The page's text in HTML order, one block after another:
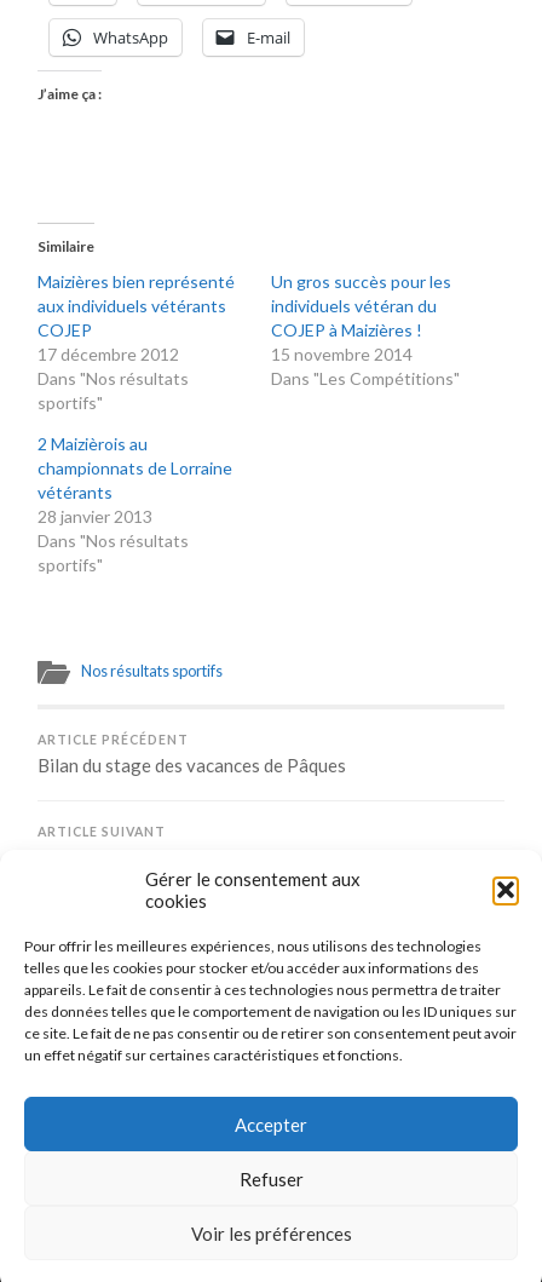
Gérer le consentement aux
cookies
Pour offrir les meilleures expériences, nous utilisons des technologies
telles que les cookies pour stocker et/ou accéder aux informations des
appareils. Le fait de consentir à ces technologies nous permettra de traiter
des données telles que le comportement de navigation ou les ID uniques sur
ce site. Le fait de ne pas consentir ou de retirer son consentement peut avoir
un effet négatif sur certaines caractéristiques et fonctions.
Accepter
Refuser
Voir les préférences
WhatsApp E-mail
J’aime ça :
Similaire
Maizières bien représenté
aux individuels vétérants
COJEP
17 décembre 2012
Dans "Nos résultats
sportifs"
Un gros succès pour les
individuels vétéran du
COJEP à Maizières !
15 novembre 2014
Dans "Les Compétitions"
2 Maizièrois au
championnats de Lorraine
vétérants
28 janvier 2013
Dans "Nos résultats
sportifs"
Nos résultats sportifs
ARTICLE PRÉCÉDENT
Bilan du stage des vacances de Pâques
ARTICLE SUIVANT
Comments are closed.
CONNEXION
LE TENNIS DE TABLE DE MAIZIÈRES-LÈS-METZ